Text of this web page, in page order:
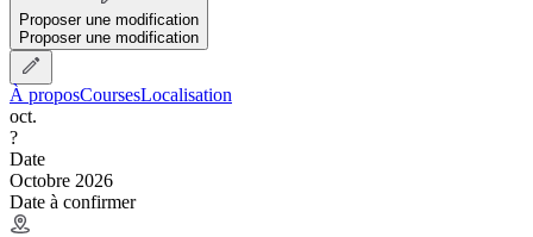
Proposer une modification
Proposer une modification
À proposCoursesLocalisation
oct.
?
Date
Octobre 2026
Date à confirmer